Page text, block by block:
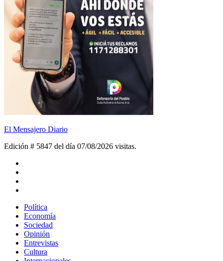
El Mensajero Diario
Edición # 5847 del día 07/08/2026 visitas.
Política
Economía
Sociedad
Opinión
Entrevistas
Cultura